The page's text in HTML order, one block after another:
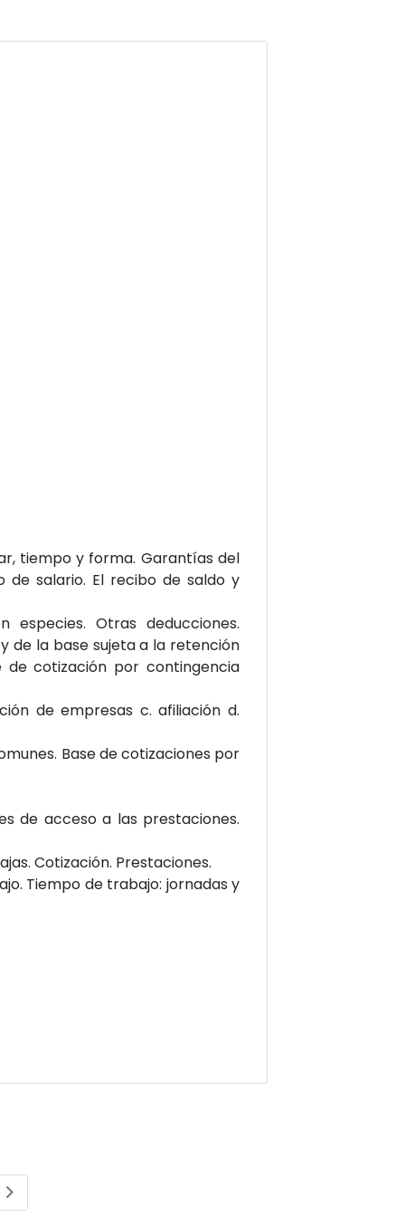
tiempo y forma. Garantías del
de salario. El recibo de saldo y
Otras deducciones.
de la base sujeta a la retención
cotización por contingencia
de empresas c. afiliación d.
Base de cotizaciones por
de acceso a las prestaciones.
Cotización. Prestaciones.
Tiempo de trabajo: jornadas y